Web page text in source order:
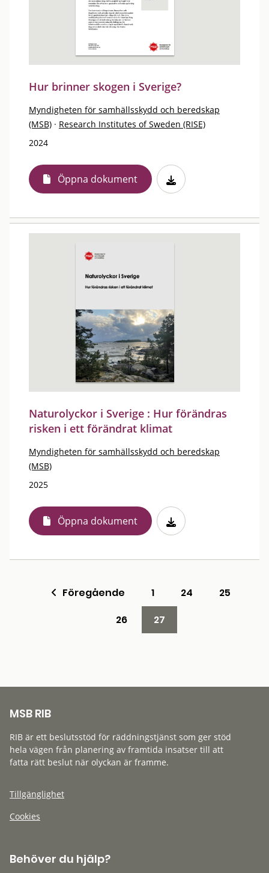
Hur brinner skogen i Sverige?
Myndigheten för samhällsskydd och beredskap
(MSB) · Research Institutes of Sweden (RISE)
2024
Öppna dokument
Naturolyckor i Sverige : Hur förändras
risken i ett förändrat klimat
Myndigheten för samhällsskydd och beredskap
(MSB)
2025
Öppna dokument
Föregående 1 24
25
26
27
MSB RIB
RIB är ett beslutsstöd för räddningstjänst som ger stöd
hela vägen från planering av framtida insatser till att
fatta rätt beslut när olyckan är framme.
Tillgänglighet
Cookies
Behöver du hjälp?